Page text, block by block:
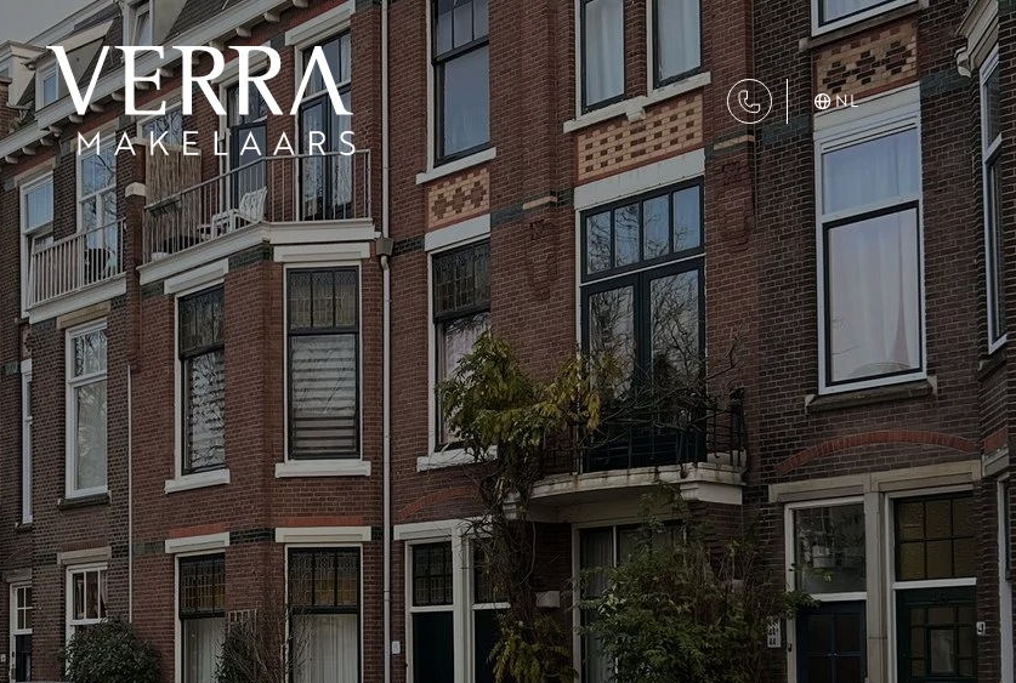
NL
AANBOD
Te koop
Te huur
Shortstay
Nieuwbouw
Verkocht
Verhuurd
DIENSTEN
Aanhuur
Aankoop
Beheer
Verhuur
Verkoop
Nieuwbouw
OVER ONS CONTACT